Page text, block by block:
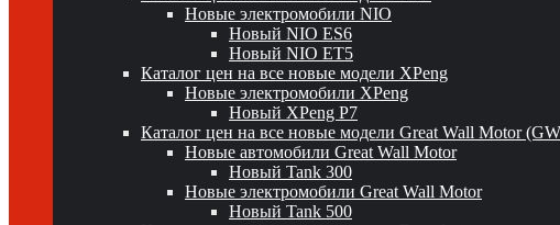
Новые электромобили NIO
Новый NIO ES6
Новый NIO ET5
Каталог цен на все новые модели XPeng
Новые электромобили XPeng
Новый XPeng P7
Каталог цен на все новые модели Great Wall Motor
Новые автомобили Great Wall Motor
Новый Tank 300
Новые электромобили Great Wall Motor
Новый Tank 500